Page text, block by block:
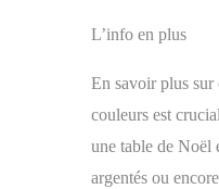
L’info en plus
En savoir plus
couleurs est
une table de Noël
argentés ou